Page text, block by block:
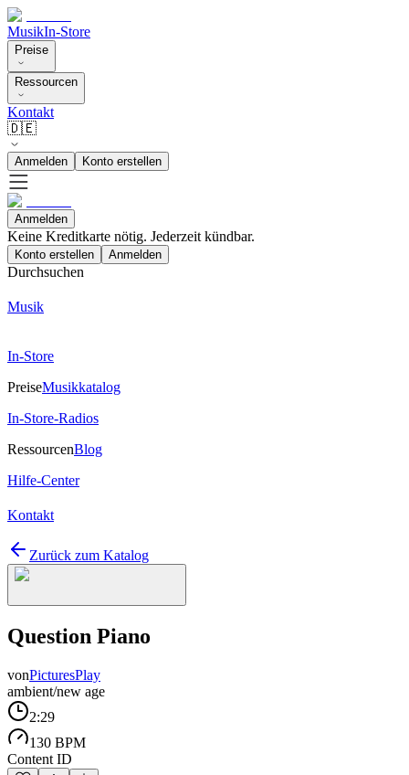
MusikIn-Store
Preise
Ressourcen
Kontakt
🇩🇪
Anmelden Konto erstellen
Anmelden
Keine Kreditkarte nötig. Jederzeit kündbar.
Konto erstellen Anmelden
Durchsuchen
Musik
In-Store
PreiseMusikkatalog
In-Store-Radios
RessourcenBlog
Hilfe-Center
Kontakt
Zurück zum Katalog
Question Piano
vonPicturesPlay
ambient/new age
2:29
130 BPM
Content ID